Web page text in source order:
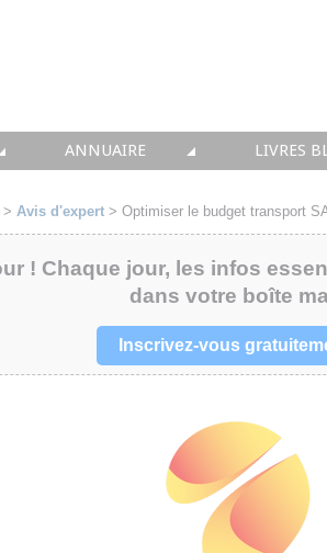
ANNUAIRE
• SOLUTIONS
• INTEGRATION
• IMMOBILIER
• INTRALOGISTIQUE
• PRESTATION LOGISTIQUE
LIVRES
> Avis d'expert > Optimiser le budget transport
! Chaque jour, les infos
dans votre boîte
Inscrivez-vous